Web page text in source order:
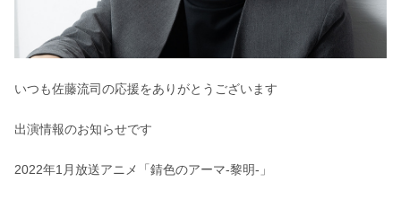
いつも佐藤流司の応援をありがとうございます
出演情報のお知らせです
2022年1月放送アニメ「錆色のアーマ-黎明-」